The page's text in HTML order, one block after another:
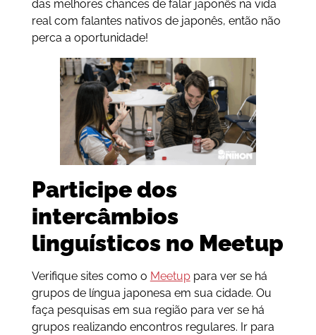
das melhores chances de falar japonês na vida
real com falantes nativos de japonês, então não
perca a oportunidade!
Participe dos
intercâmbios
linguísticos no Meetup
Verifique sites como o Meetuppara ver se há
grupos de língua japonesa em sua cidade. Ou
faça pesquisas em sua região para ver se há
grupos realizando encontros regulares. Ir para